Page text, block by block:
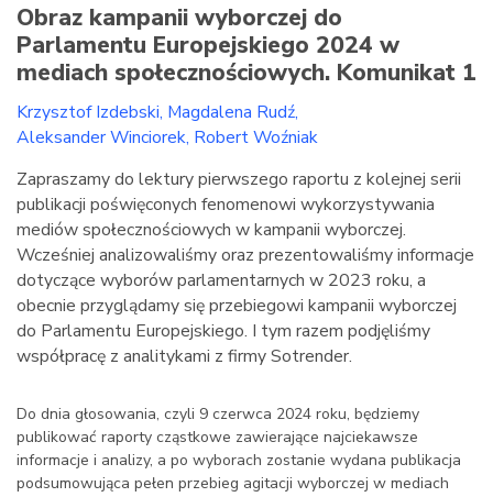
Obraz kampanii wyborczej do
Parlamentu Europejskiego 2024 w
mediach społecznościowych. Komunikat 1
Krzysztof Izdebski Magdalena Rudź
Aleksander Winciorek Robert Woźniak
Zapraszamy do lektury pierwszego raportu z kolejnej serii
publikacji poświęconych fenomenowi wykorzystywania
mediów społecznościowych w kampanii wyborczej.
Wcześniej analizowaliśmy oraz prezentowaliśmy informacje
dotyczące wyborów parlamentarnych w 2023 roku, a
obecnie przyglądamy się przebiegowi kampanii wyborczej
do Parlamentu Europejskiego. I tym razem podjęliśmy
współpracę z analitykami z firmy Sotrender.
Do dnia głosowania, czyli 9 czerwca 2024 roku, będziemy
publikować raporty cząstkowe zawierające najciekawsze
informacje i analizy, a po wyborach zostanie wydana publikacja
podsumowująca pełen przebieg agitacji wyborczej w mediach